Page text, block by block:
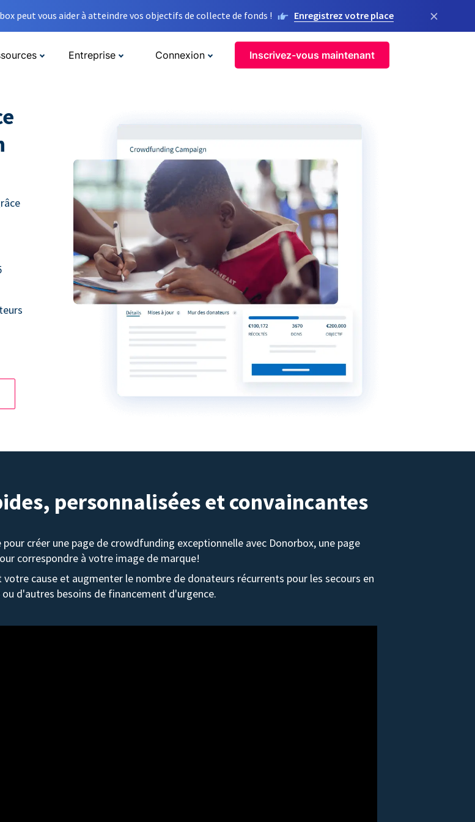
peut vous aider à atteindre vos objectifs de collecte de fonds ! Enregistrez votre place ×
Entreprise Connexion Inscrivez-vous maintenant
personnalisées et convaincantes
créer une page de crowdfunding exceptionnelle avec Donorbox, une page
correspondre à votre image de marque!
cause et augmenter le nombre de donateurs récurrents pour les secours en
d'autres besoins de financement d'urgence.